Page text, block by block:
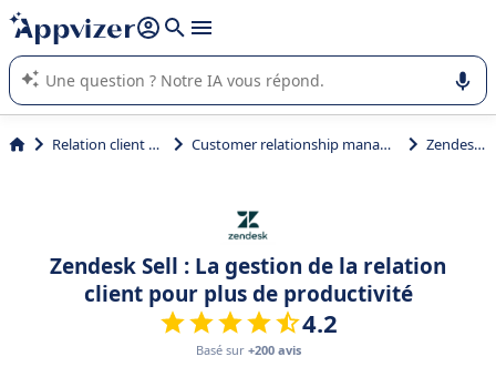
répondre (plusieurs lignes avec
L'IA de Appvizer vous guide dans l'utilisation ou la sélection de
logiciel SaaS en entreprise.
Relation client et vente Customer relationship management (CRM) Zendesk Sell
Zendesk Sell : La gestion de la relation
client pour plus de productivité
4.2
Basé sur +200 avis